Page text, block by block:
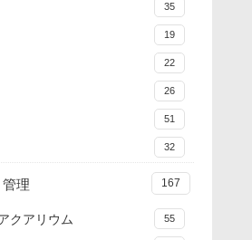
35
19
22
26
51
32
理 167
クアリウム 55